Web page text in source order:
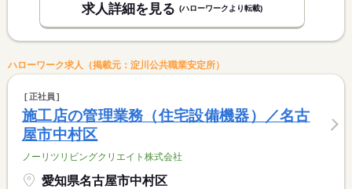
求人詳細を見る (ハローワークより転載)
ハローワーク求人（掲載元：淀川公共職業安定所）
正社員
施工店の管理業務（住宅設備機器）／名古
屋市中村区
ノーリツリビングクリエイト株式会社
愛知県名古屋市中村区